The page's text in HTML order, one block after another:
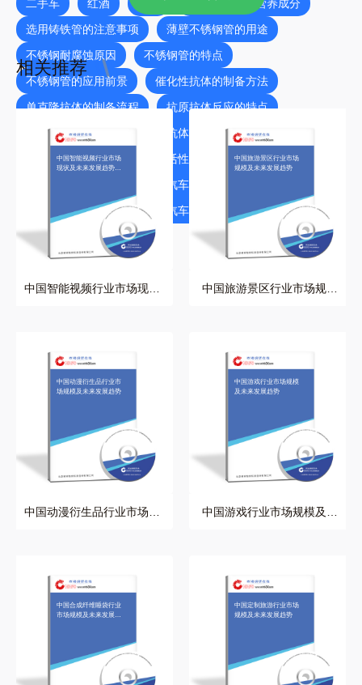
二手车 红酒
小麦胚芽油的营养成分
选用铸铁管的注意事项
薄壁不锈钢管的用途
不锈钢耐腐蚀原因
不锈钢管的特点
不锈钢管的应用前景
催化性抗体的制备方法
单克隆抗体的制备流程
抗原抗体反应的特点
抗体的功能及作用规律
抗体的多样性特点
抗体的结构
抗体的生物活性特点
抗体的分类方法
汽车防盗锁的类型
汽车散热器的工作原理
汽车仪表板材料
相关推荐
中国智能视频行业市场
现状及未来发展趋势研
中国智能视频行业市场现状
中国旅游景区行业市场
规模及未来发展趋势
中国旅游景区行业市场规模
中国动漫衍生品行业市
场规模及未来发展趋势
中国动漫衍生品行业市场规
中国游戏行业市场规模
及未来发展趋势
中国游戏行业市场规模及未
中国合成纤维睡袋行业
市场规模及未来发展趋
中国定制旅游行业市场
规模及未来发展趋势